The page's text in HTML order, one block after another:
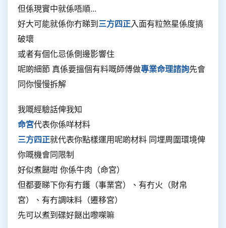
但係現實中就係唔順...
好大可能就係你冇睇到三方四正入面有粒煞星係度搞
破壞
或者有個化忌係側邊影響住
呢啲細節 真係要搵個有料嘅師傅做專業命理諮詢先會
同你慢慢拆解
我嘅經驗話俾我知
命宮代表你係咩材料
三方四正就代表你點樣運用呢啲材料 同埋周圍環境俾
你嘅機會同限制
好似煮餸咁 你係牛肉（命宮）
但都要睇下你有冇鑊（事業宮）、有冇火（財帛
宮）、有冇調味料（遷移宮）
先可以煮到碟好餸出嚟㗎嘛